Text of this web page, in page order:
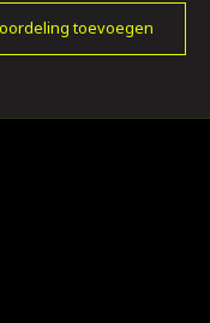
toevoegen